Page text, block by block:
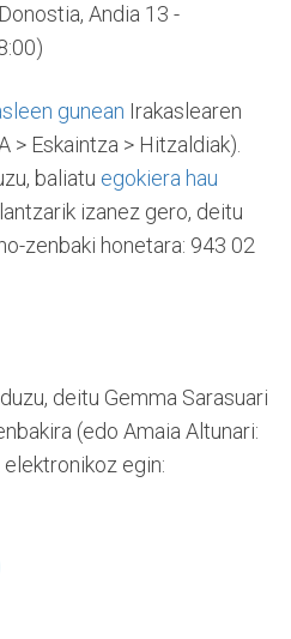
Andia 13 -
gunean Irakaslearen
> Eskaintza > Hitzaldiak).
baliatu egokiera hau
izanez gero, deitu
zenbaki honetara: 943 02
deitu Gemma Sarasuari
(edo Amaia Altunari:
egin: